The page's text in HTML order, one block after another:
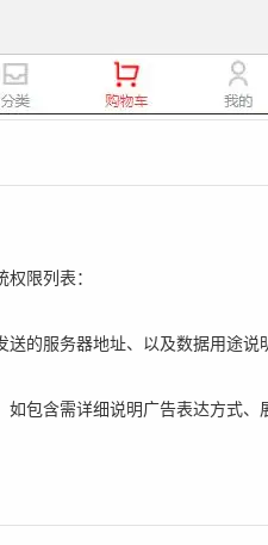
限列表：
送的服务器地址、以及数据用途说
如包含需详细说明广告表达方式、